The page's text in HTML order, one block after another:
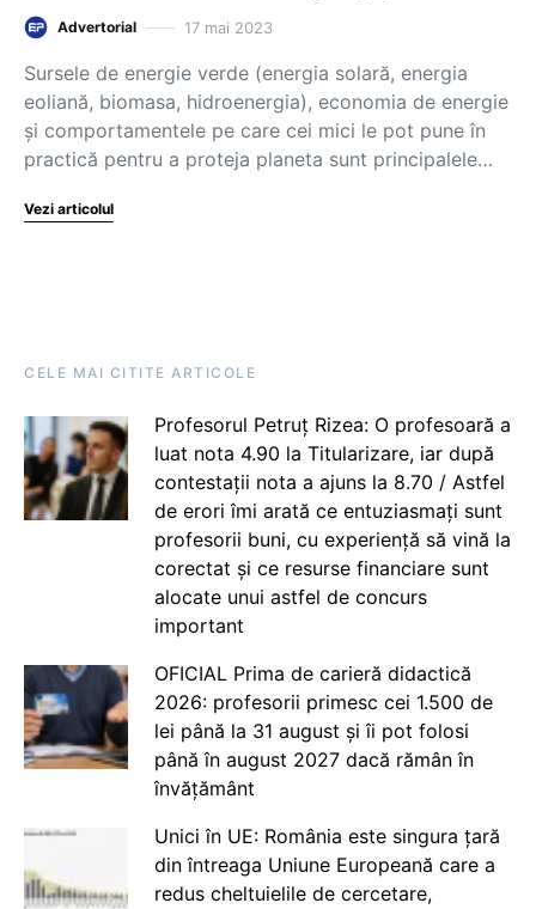
Advertorial 17 mai 2023
Sursele de energie verde (energia solară, energia
eoliană, biomasa, hidroenergia), economia de energie
și comportamentele pe care cei mici le pot pune în
practică pentru a proteja planeta sunt principalele…
Vezi articolul
CELE MAI CITITE ARTICOLE
Profesorul Petruț Rizea: O profesoară a
luat nota 4.90 la Titularizare, iar după
contestații nota a ajuns la 8.70 / Astfel
de erori îmi arată ce entuziasmați sunt
profesorii buni, cu experiență să vină la
corectat și ce resurse financiare sunt
alocate unui astfel de concurs
important
OFICIAL Prima de carieră didactică
2026: profesorii primesc cei 1.500 de
lei până la 31 august și îi pot folosi
până în august 2027 dacă rămân în
învățământ
Unici în UE: România este singura țară
din întreaga Uniune Europeană care a
redus cheltuielile de cercetare,